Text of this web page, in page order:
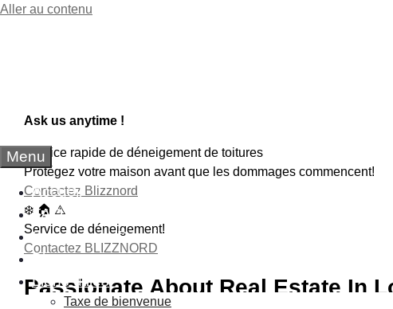
Aller au contenu
Menu
Accueil
FAQ
Services de Déneigement
Blogue
Liens utiles
Taxe de bienvenue
Ask us anytime !
Service rapide de déneigement de toitures
Protégez votre maison avant que les dommages commencent!
Contactez Blizznord
❄️ 🏠 ⚠️
Service de déneigement!
Contactez BLIZZNORD
Passionate About Real Estate In